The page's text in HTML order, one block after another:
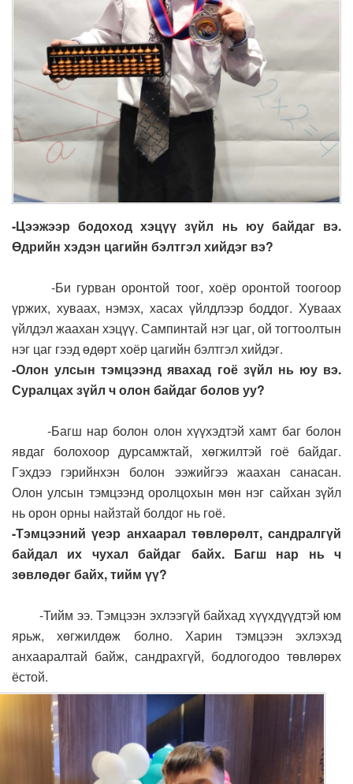
-Цээжээр бодоход хэцүү зүйл нь юу байдаг вэ.
Өдрийн хэдэн цагийн бэлтгэл хийдэг вэ?
-Би гурван оронтой тоог, хоёр оронтой тоогоор
үржих, хуваах, нэмэх, хасах үйлдлээр боддог. Хуваах
үйлдэл жаахан хэцүү. Сампинтай нэг цаг, ой тогтоолтын
нэг цаг гээд өдөрт хоёр цагийн бэлтгэл хийдэг.
-Олон улсын тэмцээнд явахад гоё зүйл нь юу вэ.
Суралцах зүйл ч олон байдаг болов уу?
-Багш нар болон олон хүүхэдтэй хамт баг болон
явдаг болохоор дурсамжтай, хөгжилтэй гоё байдаг.
Гэхдээ гэрийнхэн болон ээжийгээ жаахан санасан.
Олон улсын тэмцээнд оролцохын мөн нэг сайхан зүйл
нь орон орны найзтай болдог нь гоё.
-Тэмцээний үеэр анхаарал төвлөрөлт, сандралгүй
байдал их чухал байдаг байх. Багш нар нь ч
зөвлөдөг байх, тийм үү?
-Тийм ээ. Тэмцээн эхлээгүй байхад хүүхдүүдтэй юм
ярьж, хөгжилдөж болно. Харин тэмцээн эхлэхэд
анхааралтай байж, сандрахгүй, бодлогодоо төвлөрөх
ёстой.